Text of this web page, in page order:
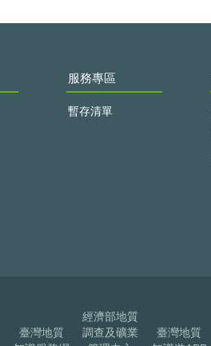
服務專區
暫存清單
臺灣地質
經濟部地質
調查及礦業
臺灣地質